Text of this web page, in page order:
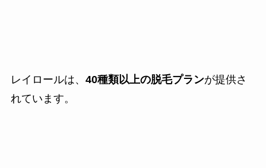
レイロールは、 40種類以上の脱毛プランが提供さ
れています。